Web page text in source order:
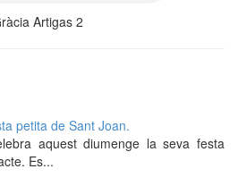
Artigas 2
petita de Sant Joan.
aquest diumenge la seva festa
Es...